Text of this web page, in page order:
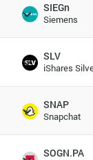
SIEGn
Siemens
SLV
iShares
SNAP
Snapchat
SOGN.PA